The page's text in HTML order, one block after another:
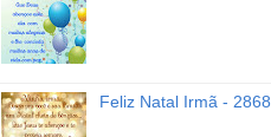
Feliz Natal Irmã - 2868